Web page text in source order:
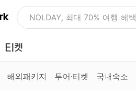
NOLDAY, 최대 70% 여행 혜택
해외패키지 투어·티켓 국내숙소